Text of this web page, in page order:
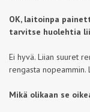
OK, laitoinpa
tarvitse huolehtia
Ei hyvä. Liian suuret
rengasta
Mikä olikaan se